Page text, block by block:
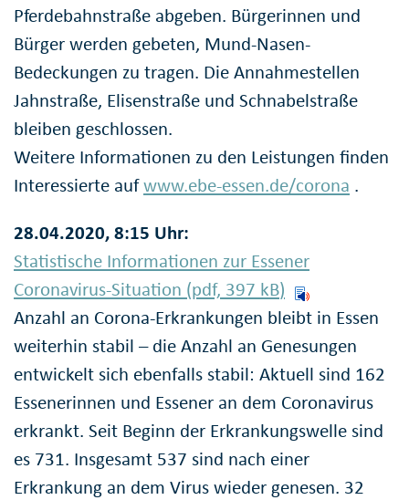
Pferdebahnstraße abgeben. Bürgerinnen und
Bürger werden gebeten, Mund-Nasen-
Bedeckungen zu tragen. Die Annahmestellen
Jahnstraße, Elisenstraße und Schnabelstraße
bleiben geschlossen.
Weitere Informationen zu den Leistungen finden
Interessierte aufwww.ebe-essen.de/corona .
28.04.2020, 8:15 Uhr:
Statistische Informationen zur Essener
Coronavirus-Situation (pdf, 397 kB)
Anzahl an Corona-Erkrankungen bleibt in Essen
weiterhin stabil – die Anzahl an Genesungen
entwickelt sich ebenfalls stabil: Aktuell sind 162
Essenerinnen und Essener an dem Coronavirus
erkrankt. Seit Beginn der Erkrankungswelle sind
es 731. Insgesamt 537 sind nach einer
Erkrankung an dem Virus wieder genesen. 32